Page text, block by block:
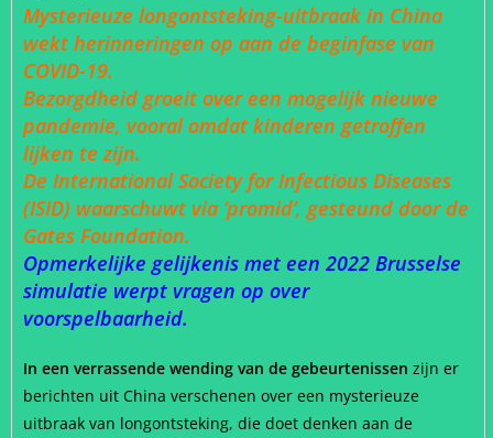
Mysterieuze longontsteking-uitbraak in China
wekt herinneringen op aan de beginfase van
COVID-19.
Bezorgdheid groeit over een mogelijk nieuwe
pandemie, vooral omdat kinderen getroffen
lijken te zijn.
De International Society for Infectious Diseases
(ISID) waarschuwt via ‘promid’, gesteund door de
Gates Foundation.
Opmerkelijke gelijkenis met een 2022 Brusselse
simulatie werpt vragen op over
voorspelbaarheid.
In een verrassende wending van de gebeurtenissen zijn er
berichten uit China verschenen over een mysterieuze
uitbraak van longontsteking, die doet denken aan de